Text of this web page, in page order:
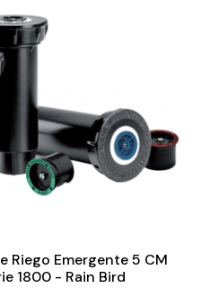
Riego Emergente 5 CM
1800 - Rain Bird